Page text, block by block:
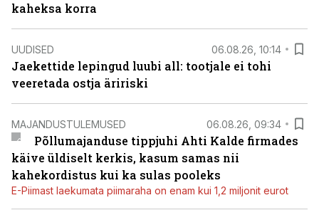
kaheksa korra
UUDISED 06.08.26, 10:14
Jaekettide lepingud luubi all: tootjale ei tohi
veeretada ostja äririski
MAJANDUSTULEMUSED 06.08.26, 09:34
Põllumajanduse tippjuhi Ahti Kalde firmades
käive üldiselt kerkis, kasum samas nii
kahekordistus kui ka sulas pooleks
E-Piimast laekumata piimaraha on enam kui 1,2 miljonit eurot